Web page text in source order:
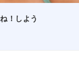
！しよう